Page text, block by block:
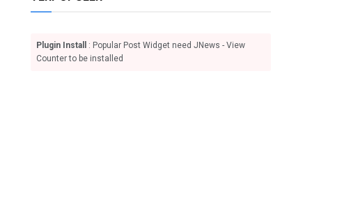
Plugin Install
: Popular Post Widget need JNews - View
Counter to be installed